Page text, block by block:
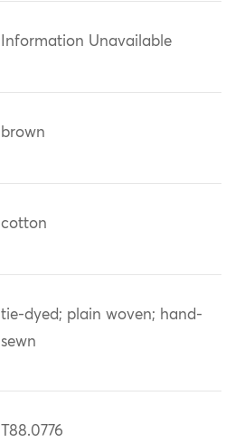
Information Unavailable
brown
cotton
tie-dyed; plain woven; hand-
sewn
T88.0776